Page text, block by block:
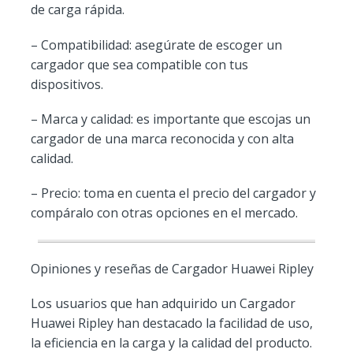
de carga rápida.
– Compatibilidad: asegúrate de escoger un
cargador que sea compatible con tus
dispositivos.
– Marca y calidad: es importante que escojas un
cargador de una marca reconocida y con alta
calidad.
– Precio: toma en cuenta el precio del cargador y
compáralo con otras opciones en el mercado.
Opiniones y reseñas de Cargador Huawei Ripley
Los usuarios que han adquirido un Cargador
Huawei Ripley han destacado la facilidad de uso,
la eficiencia en la carga y la calidad del producto.